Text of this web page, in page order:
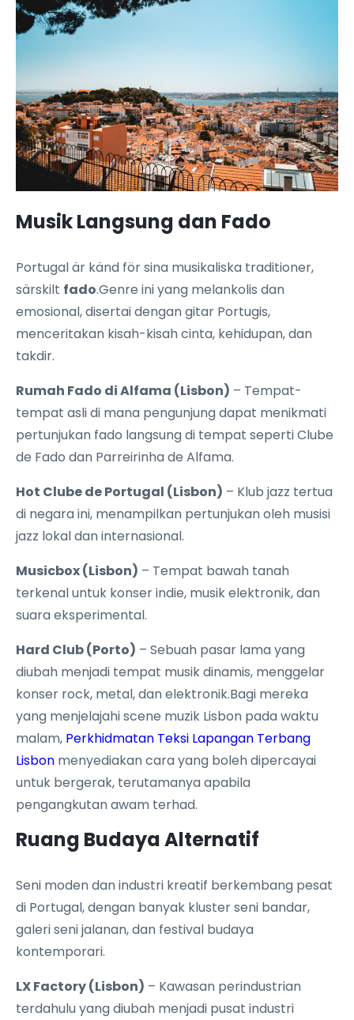
Musik Langsung dan Fado
Portugal är känd för sina musikaliska traditioner,
särskilt fado.Genre ini yang melankolis dan
emosional, disertai dengan gitar Portugis,
menceritakan kisah-kisah cinta, kehidupan, dan
takdir.
Rumah Fado di Alfama (Lisbon) – Tempat-
tempat asli di mana pengunjung dapat menikmati
pertunjukan fado langsung di tempat seperti Clube
de Fado dan Parreirinha de Alfama.
Hot Clube de Portugal (Lisbon) – Klub jazz tertua
di negara ini, menampilkan pertunjukan oleh musisi
jazz lokal dan internasional.
Musicbox (Lisbon) – Tempat bawah tanah
terkenal untuk konser indie, musik elektronik, dan
suara eksperimental.
Hard Club (Porto) – Sebuah pasar lama yang
diubah menjadi tempat musik dinamis, menggelar
konser rock, metal, dan elektronik.Bagi mereka
yang menjelajahi scene muzik Lisbon pada waktu
malam, Perkhidmatan Teksi Lapangan Terbang
Lisbon menyediakan cara yang boleh dipercayai
untuk bergerak, terutamanya apabila
pengangkutan awam terhad.
Ruang Budaya Alternatif
Seni moden dan industri kreatif berkembang pesat
di Portugal, dengan banyak kluster seni bandar,
galeri seni jalanan, dan festival budaya
kontemporari.
LX Factory (Lisbon) – Kawasan perindustrian
terdahulu yang diubah menjadi pusat industri